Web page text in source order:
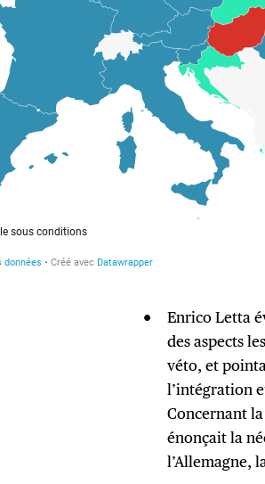
Enrico Letta
des aspects
véto, et
l’intégration
Concernant
énonçait la
l’Allemagne,